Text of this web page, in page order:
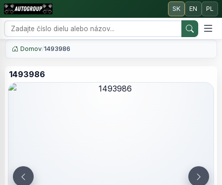
SK EN PL
Domov/1493986
1493986